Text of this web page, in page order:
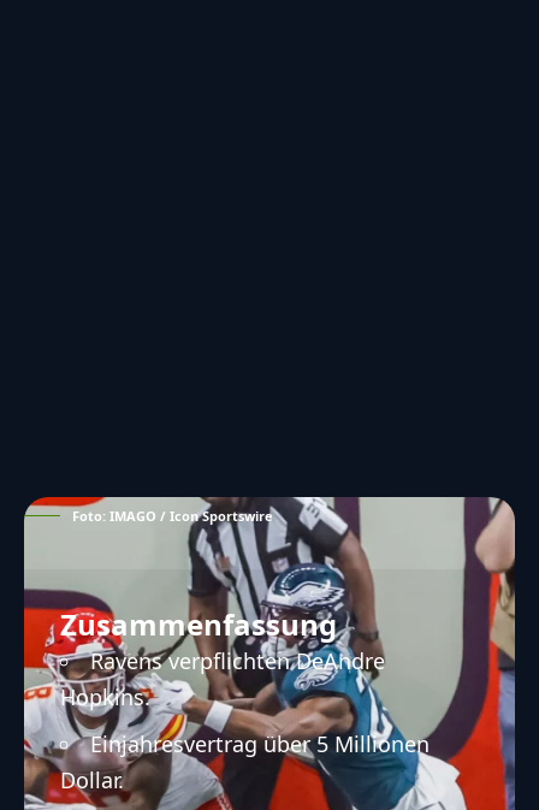
Foto: IMAGO / Icon Sportswire
Zusammenfassung
Ravens verpflichten DeAndre
Hopkins.
Einjahresvertrag über 5 Millionen
Dollar.